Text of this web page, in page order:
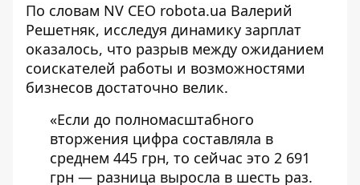
По словам NV CEO robota.ua Валерий
Решетняк, исследуя динамику зарплат
оказалось, что разрыв между ожиданием
соискателей работы и возможностями
бизнесов достаточно велик.
«Если до полномасштабного
вторжения цифра составляла в
среднем 445 грн, то сейчас это 2 691
грн — разница выросла в шесть раз.